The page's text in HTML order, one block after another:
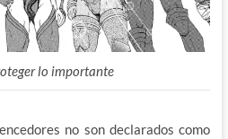
lo importante
no son declarados como